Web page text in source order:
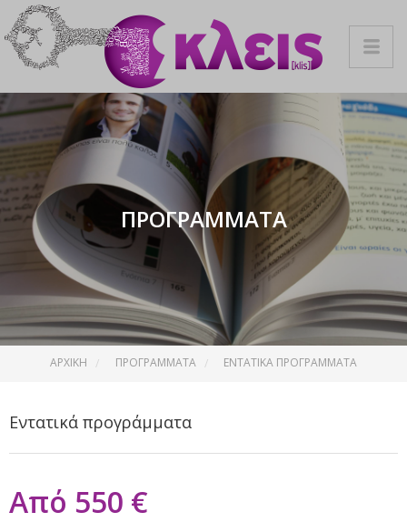
ΠΡΟΓΡΆΜΜΑΤΑ
ΑΡΧΙΚΉ ΠΡΟΓΡΑΜΜΑΤΑ ΕΝΤΑΤΙΚΆ ΠΡΟΓΡΆΜΜΑΤΑ
Εντατικά προγράμματα
550 €